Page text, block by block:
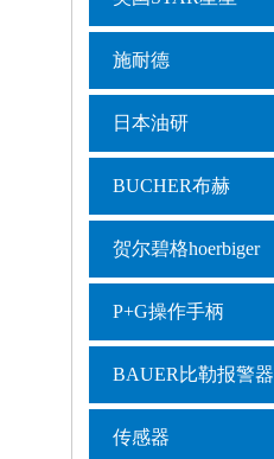
施耐德
日本油研
BUCHER布赫
贺尔碧格hoerbiger
P+G操作手柄
BAUER比勒报警器
传感器